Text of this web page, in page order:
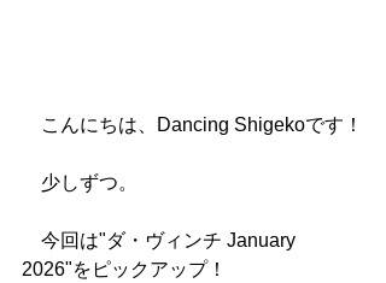
こんにちは、Dancing Shigekoです！
少しずつ。
今回は"ダ・ヴィンチ January
2026"をピックアップ！